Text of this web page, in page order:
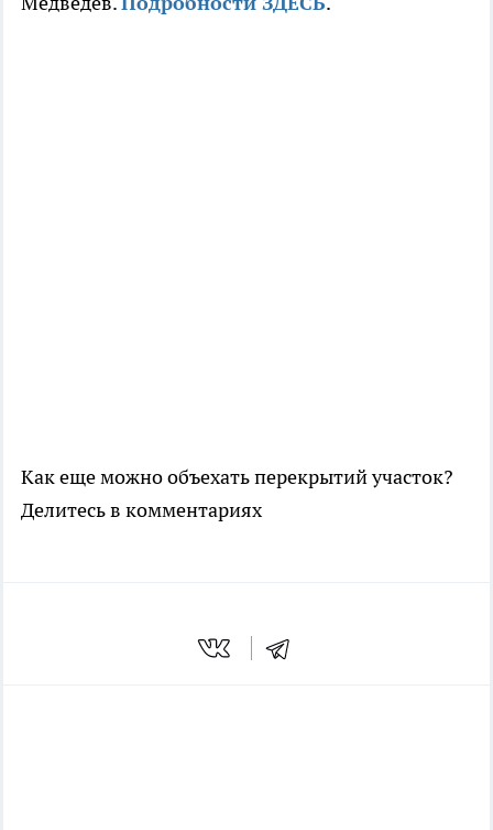
Как еще можно объехать перекрытий участок?
Делитесь в комментариях